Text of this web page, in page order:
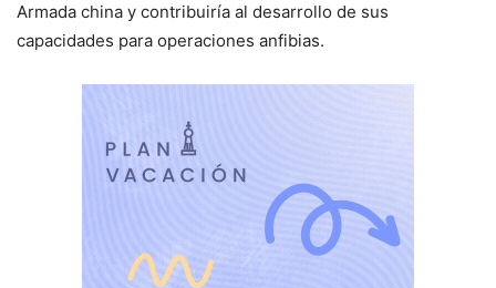
Armada china y contribuiría al desarrollo de sus
capacidades para operaciones anfibias.